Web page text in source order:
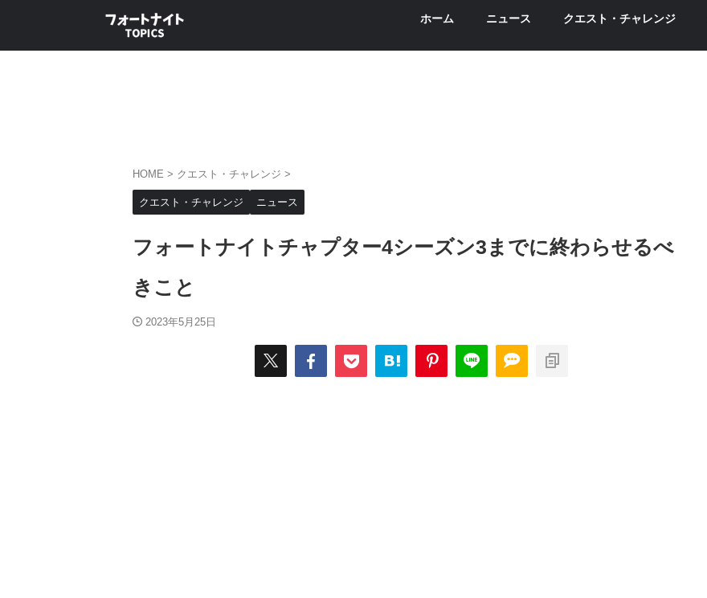
ホーム ニュース クエスト・チャレンジ
HOME > クエスト・チャレンジ >
クエスト・チャレンジ ニュース
フォートナイトチャプター4シーズン3までに終わらせるべ
きこと
2023年5月25日